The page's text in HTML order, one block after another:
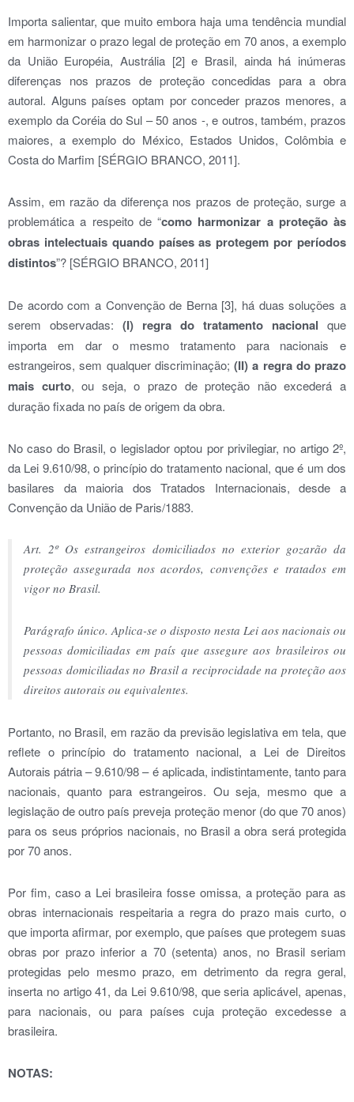
Importa salientar, que muito embora haja uma tendência mundial
em harmonizar o prazo legal de proteção em 70 anos, a exemplo
da União Européia, Austrália [2] e Brasil, ainda há inúmeras
diferenças nos prazos de proteção concedidas para a obra
autoral. Alguns países optam por conceder prazos menores, a
exemplo da Coréia do Sul – 50 anos -, e outros, também, prazos
maiores, a exemplo do México, Estados Unidos, Colômbia e
Costa do Marfim [SÉRGIO BRANCO, 2011].
Assim, em razão da diferença nos prazos de proteção, surge a
problemática a respeito de “como harmonizar a proteção às
obras intelectuais quando países as protegem por períodos
distintos”? [SÉRGIO BRANCO, 2011]
De acordo com a Convenção de Berna [3], há duas soluções a
serem observadas: (I) regra do tratamento nacional que
importa em dar o mesmo tratamento para nacionais e
estrangeiros, sem qualquer discriminação; (II) a regra do prazo
mais curto, ou seja, o prazo de proteção não excederá a
duração fixada no país de origem da obra.
No caso do Brasil, o legislador optou por privilegiar, no artigo 2º,
da Lei 9.610/98, o princípio do tratamento nacional, que é um dos
basilares da maioria dos Tratados Internacionais, desde a
Convenção da União de Paris/1883.
Art. 2º Os estrangeiros domiciliados no exterior gozarão da
proteção assegurada nos acordos, convenções e tratados em
vigor no Brasil.
Parágrafo único. Aplica-se o disposto nesta Lei aos nacionais ou
pessoas domiciliadas em país que assegure aos brasileiros ou
pessoas domiciliadas no Brasil a reciprocidade na proteção aos
direitos autorais ou equivalentes.
Portanto, no Brasil, em razão da previsão legislativa em tela, que
reflete o princípio do tratamento nacional, a Lei de Direitos
Autorais pátria – 9.610/98 – é aplicada, indistintamente, tanto para
nacionais, quanto para estrangeiros. Ou seja, mesmo que a
legislação de outro país preveja proteção menor (do que 70 anos)
para os seus próprios nacionais, no Brasil a obra será protegida
por 70 anos.
Por fim, caso a Lei brasileira fosse omissa, a proteção para as
obras internacionais respeitaria a regra do prazo mais curto, o
que importa afirmar, por exemplo, que países que protegem suas
obras por prazo inferior a 70 (setenta) anos, no Brasil seriam
protegidas pelo mesmo prazo, em detrimento da regra geral,
inserta no artigo 41, da Lei 9.610/98, que seria aplicável, apenas,
para nacionais, ou para países cuja proteção excedesse a
brasileira.
NOTAS: